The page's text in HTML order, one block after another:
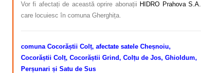
Vor fi afectați de această oprire abonații HIDRO Prahova S.A.
care locuiesc în comuna Gherghița.
comuna Cocorăștii Colț, afectate satele Cheșnoiu,
Cocorăștii Colț, Cocorăștii Grind, Colțu de Jos, Ghioldum,
Perșunari și Satu de Sus